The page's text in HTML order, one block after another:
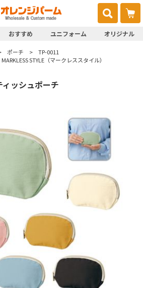
おすすめ ユニフォーム オリジナル
ポーチ
TP-0011
MARKLESS STYLE（マークレススタイル）
ッシュポーチ